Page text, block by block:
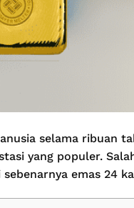
selama ribuan
yang populer.
emas 24